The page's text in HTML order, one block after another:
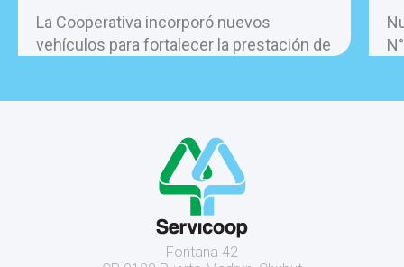
La Cooperativa incorporó nuevos
vehículos para fortalecer la prestación de
Fontana 42